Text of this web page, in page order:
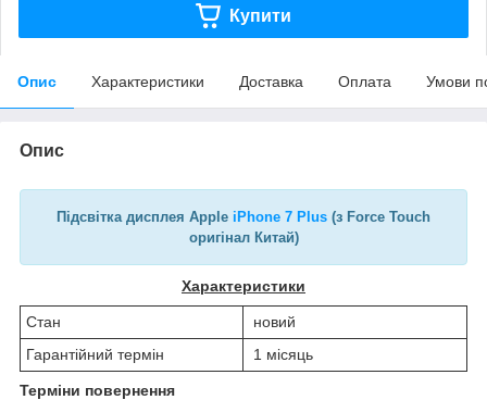
Купити
Опис Характеристики Доставка Оплата Умови
Опис
Підсвітка дисплея Apple iPhone 7 Plus (з Force Touch
оригінал Китай)
Характеристики
Стан
новий
Гарантійний термін
1 місяць
Терміни повернення